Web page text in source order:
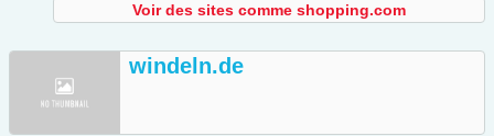
Voir des sites comme shopping.com
windeln.de